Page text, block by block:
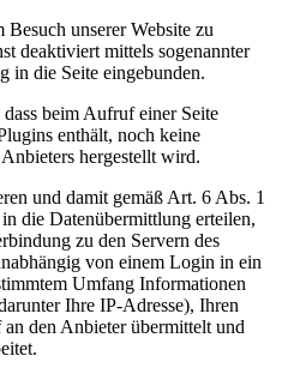
unserer Website zu
deaktiviert mittels sogenannter
in die Seite eingebunden.
beim Aufruf einer Seite
enthält, noch keine
hergestellt wird.
und damit gemäß Art. 6 Abs. 1
die Datenübermittlung erteilen,
zu den Servern des
von einem Login in ein
Umfang Informationen
Ihre IP-Adresse), Ihren
den Anbieter übermittelt und